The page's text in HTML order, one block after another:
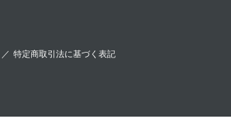
／ 特定商取引法に基づく表記